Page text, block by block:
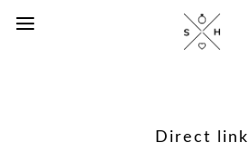
Direct link